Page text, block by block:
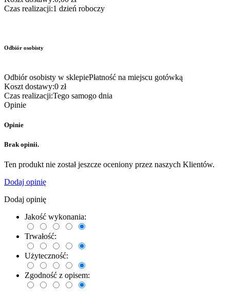
Czas realizacji:1 dzień roboczy
Odbiór osobisty
Odbiór osobisty w sklepiePłatność na miejscu gotówką
Koszt dostawy:0 zł
Czas realizacji:Tego samogo dnia
Opinie
Opinie
Brak opinii.
Ten produkt nie został jeszcze oceniony przez naszych Klientów.
Dodaj opinię
Dodaj opinię
Jakość wykonania:
Trwałość:
Użyteczność:
Zgodność z opisem: